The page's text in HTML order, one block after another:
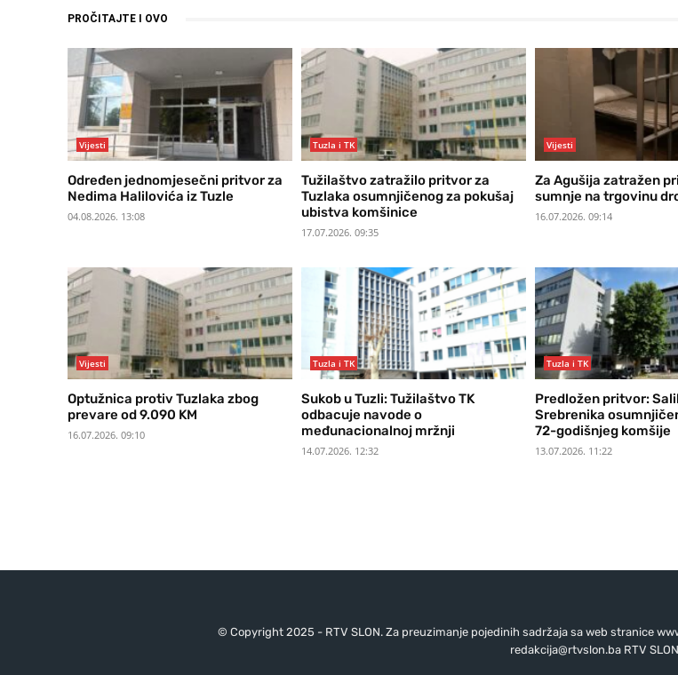
PROČITAJTE I OVO
Vijesti
Određen jednomjesečni pritvor za
Nedima Halilovića iz Tuzle
04.08.2026. 13:08
Tuzla i TK
Tužilaštvo zatražilo pritvor za
Tuzlaka osumnjičenog za pokušaj
ubistva komšinice
17.07.2026. 09:35
Vijesti
Za Agušija zatražen
sumnje na trgovinu
16.07.2026. 09:14
Vijesti
Optužnica protiv Tuzlaka zbog
prevare od 9.090 KM
16.07.2026. 09:10
Tuzla i TK
Sukob u Tuzli: Tužilaštvo TK
odbacuje navode o
međunacionalnoj mržnji
14.07.2026. 12:32
Tuzla i TK
Predložen pritvor:
Srebrenika
72-godišnjeg komšije
13.07.2026. 11:22
© Copyright 2025 - RTV SLON. Za preuzimanje pojedinih sadržaja sa web stranice
redakcija@rtvslon.baRTV SLON |